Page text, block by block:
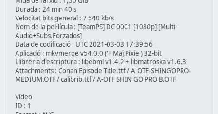
Durada : 24 min 40 s
Velocitat bits general : 7 540 kb/s
Nom de la pel·lícula : [TeamPS] DC 0001 [1080p] [Multi-
Audio+Subs.Forzados]
Data de codificació : UTC 2021-03-03 17:39:56
Aplicació : mkvmerge v54.0.0 ('F Maj Pixie') 32-bit
Llibreria d'escriptura : libebml v1.4.2 + libmatroska v1.6.3
Attachments : Conan Episode Title.ttf / A-OTF-SHINGOPRO-
MEDIUM.OTF / calibrib.ttf / A-OTF SHIN GO PRO B.OTF
Vídeo
ID : 1